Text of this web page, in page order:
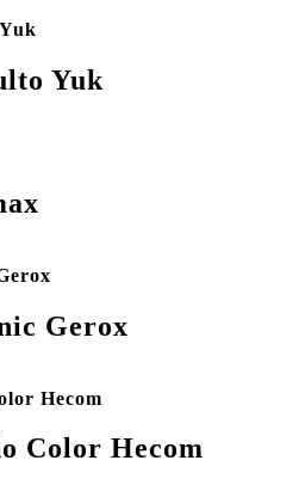
Yuk
Gerox
Color Hecom